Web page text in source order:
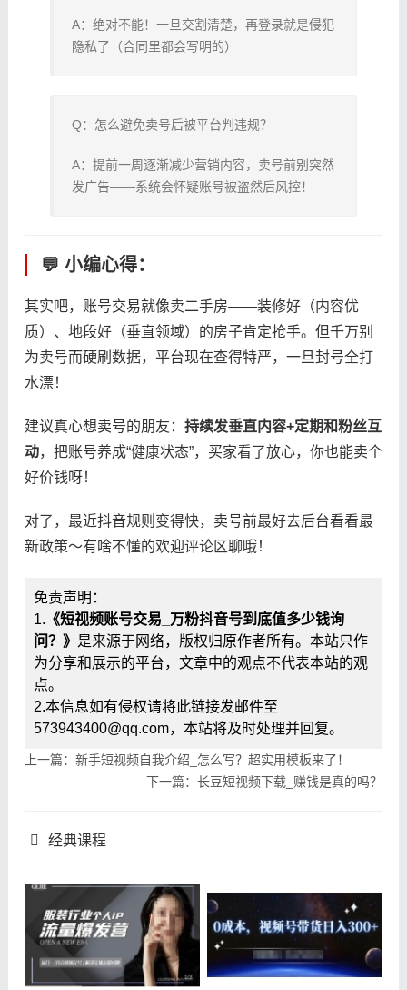
A：绝对不能！一旦交割清楚，再登录就是侵犯
隐私了（合同里都会写明的）
Q：怎么避免卖号后被平台判违规？
A：提前一周逐渐减少营销内容，卖号前别突然
发广告——系统会怀疑账号被盗然后风控！
💬 小编心得：
其实吧，账号交易就像卖二手房——装修好（内容优
质）、地段好（垂直领域）的房子肯定抢手。但千万别
为卖号而硬刷数据，平台现在查得特严，一旦封号全打
水漂！
建议真心想卖号的朋友：​ ​持续发垂直内容+定期和粉丝互
动​​，把账号养成“健康状态”，买家看了放心，你也能卖个
好价钱呀！
对了，最近抖音规则变得快，卖号前最好去后台看看最
新政策～有啥不懂的欢迎评论区聊哦！
免责声明：
1. 《短视频账号交易_万粉抖音号到底值多少钱询
问？》 是来源于网络，版权归原作者所有。本站只作
为分享和展示的平台，文章中的观点不代表本站的观
点。
2.本信息如有侵权请将此链接发邮件至
573943400@qq.com，本站将及时处理并回复。
上一篇：新手短视频自我介绍_怎么写？超实用模板来了！
下一篇：长豆短视频下载_赚钱是真的吗？
经典课程